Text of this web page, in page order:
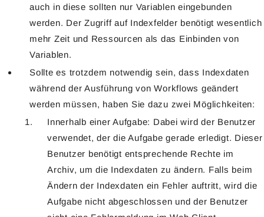
auch in diese sollten nur Variablen eingebunden
werden. Der Zugriff auf Indexfelder benötigt wesentlich
mehr Zeit und Ressourcen als das Einbinden von
Variablen.
Sollte es trotzdem notwendig sein, dass Indexdaten
während der Ausführung von Workflows geändert
werden müssen, haben Sie dazu zwei Möglichkeiten:
Innerhalb einer Aufgabe: Dabei wird der Benutzer
verwendet, der die Aufgabe gerade erledigt. Dieser
Benutzer benötigt entsprechende Rechte im
Archiv, um die Indexdaten zu ändern. Falls beim
Ändern der Indexdaten ein Fehler auftritt, wird die
Aufgabe nicht abgeschlossen und der Benutzer